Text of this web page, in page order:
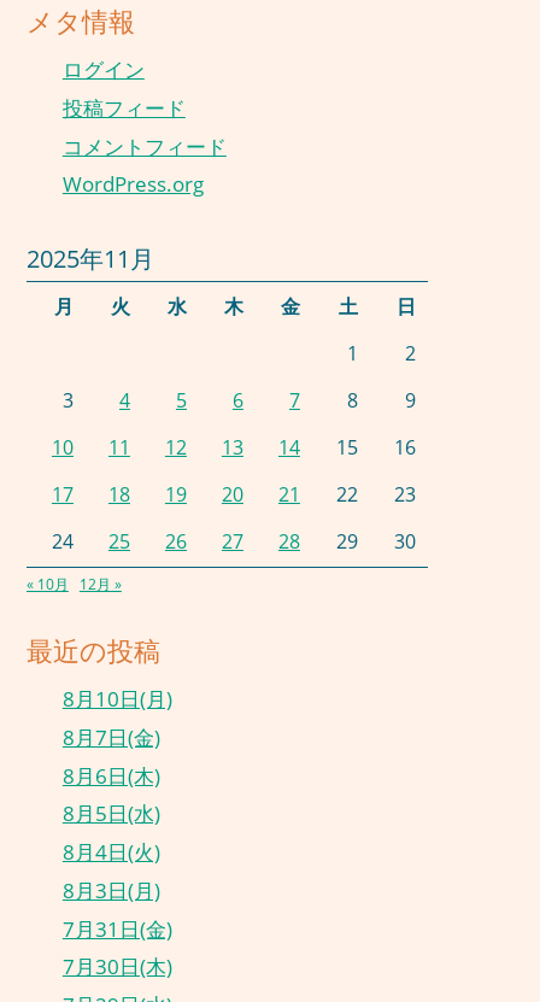
立
メタ情報
ログイン
投稿フィード
コメントフィード
WordPress.org
2025年11月
月 火 水 木 金 土
日
1
2
3
4 5 6 7 8
9
10
11 12 13 14 15
16
17
18 19 20 21 22
23
24
25 26 27 28 29 30
« 10月 12月 »
最近の投稿
8月10日(月)
8月7日(金)
8月6日(木)
8月5日(水)
8月4日(火)
8月3日(月)
7月31日(金)
7月30日(木)